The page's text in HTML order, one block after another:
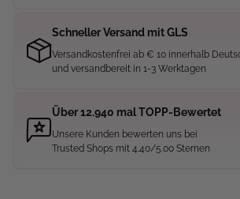
Schneller Versand mit GLS
Versandkostenfrei ab € 10 innerhalb
und versandbereit in 1-3 Werktagen
Über 12.940 mal TOPP-Bewertet
Unsere Kunden bewerten uns bei
Trusted Shops mit 4.40/5.00 Sternen